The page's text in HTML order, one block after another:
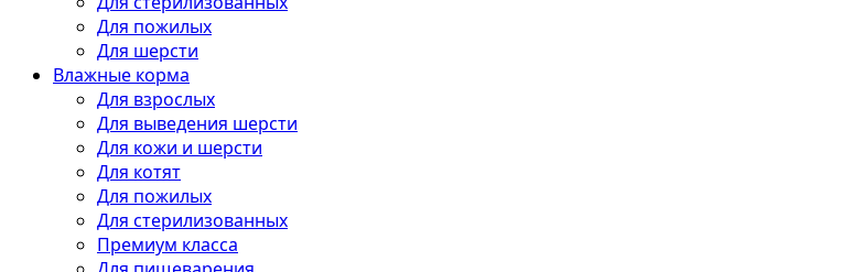
Для пожилых
Для шерсти
Влажные корма
Для взрослых
Для выведения шерсти
Для кожи и шерсти
Для котят
Для пожилых
Для стерилизованных
Премиум класса